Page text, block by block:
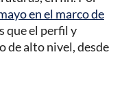
en el marco de
que el perfil y
de alto nivel, desde